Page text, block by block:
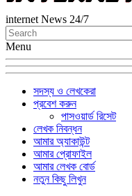
internet News 24/7
Menu
সদস্য ও লেখকেরা
প্রবেশ করুন
পাসওয়ার্ড রিসেট
লেখক নিবন্ধন
আমার অ্যাকাউন্ট
আমার প্রোফাইল
আমার লেখক বোর্ড
নতুন কিছু লিখুন